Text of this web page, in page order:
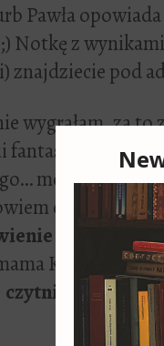
Pawła
Notkę z
znajdziecie pod
wygrałam, za
:)
mojemu tacie.
czytanie
w mojej
Kindle Touch,
czytnikowy